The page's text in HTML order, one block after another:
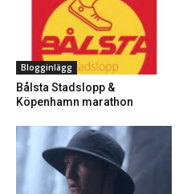
Blogginlägg
Bålsta Stadslopp &
Köpenhamn marathon